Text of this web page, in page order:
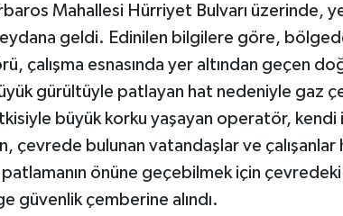
Mahallesi Hürriyet Bulvarı üzerinde,
geldi. Edinilen bilgilere göre, bölgede
çalışma esnasında yer altından geçen
gürültüyle patlayan hat nedeniyle gaz
büyük korku yaşayan operatör, kendi
çevrede bulunan vatandaşlar ve çalışanlar
patlamanın önüne geçebilmek için
güvenlik çemberine alındı.